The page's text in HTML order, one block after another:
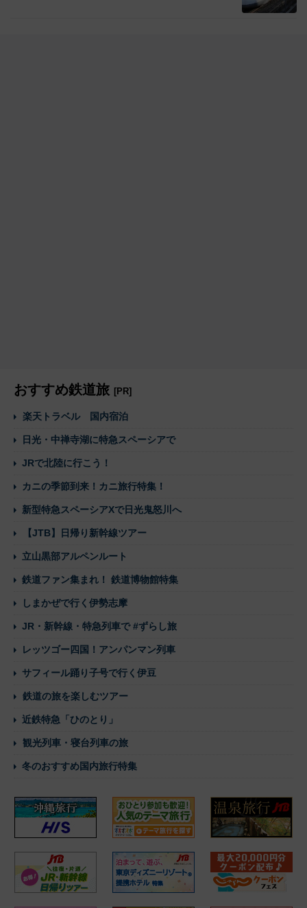
おすすめ鉄道旅 [PR]
楽天トラベル 国内宿泊
日光・中禅寺湖に特急スペーシアで
JRで北陸に行こう！
カニの季節到来！カニ旅行特集！
新型特急スペーシアXで日光鬼怒川へ
【JTB】日帰り新幹線ツアー
立山黒部アルペンルート
鉄道ファン集まれ！ 鉄道博物館特集
しまかぜで行く伊勢志摩
JR・新幹線・特急列車で #ずらし旅
レッツゴー四国！アンパンマン列車
サフィール踊り子号で行く伊豆
鉄道の旅を楽しむツアー
近鉄特急「ひのとり」
観光列車・寝台列車の旅
冬のおすすめ国内旅行特集